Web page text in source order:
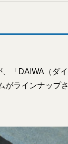
「DAIWA（ダイ
がラインナップさ